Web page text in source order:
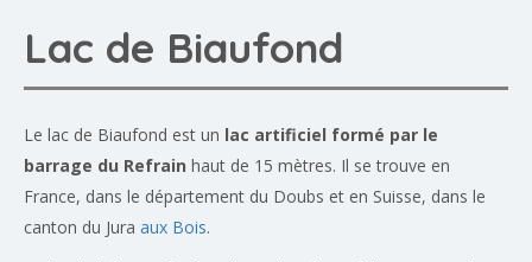
Lac de Biaufond
Le lac de Biaufond est un lac artificiel formé par le
barrage du Refrain haut de 15 mètres. Il se trouve en
France, dans le département du Doubs et en Suisse, dans le
canton du Jura aux Bois.